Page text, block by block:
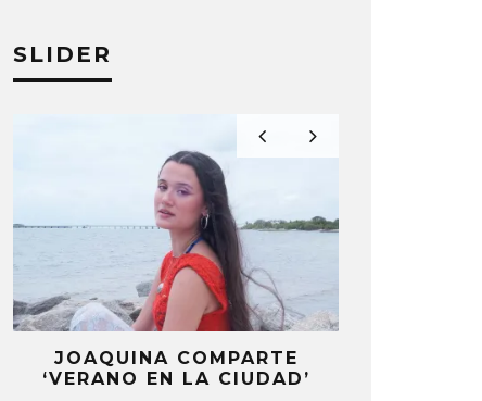
SLIDER
JOAQUINA COMPARTE
‘VERANO EN LA CIUDAD’